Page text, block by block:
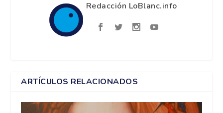
Redacción LoBlanc.info
ARTÍCULOS RELACIONADOS